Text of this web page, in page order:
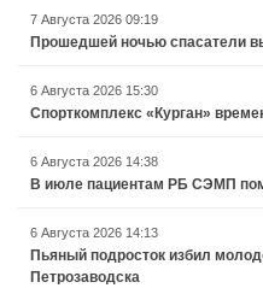
7 Августа 2026 09:19
Прошедшей ночью спасатели
6 Августа 2026 15:30
Спорткомплекс «Курган»
6 Августа 2026 14:38
В июле пациентам РБ СЭМП
6 Августа 2026 14:13
Пьяный подросток избил
Петрозаводска